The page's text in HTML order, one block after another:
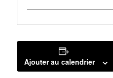
Ajouter au calendrier